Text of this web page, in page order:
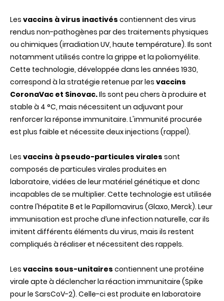
Les vaccins à virus inactivés contiennent des virus
rendus non-pathogènes par des traitements physiques
ou chimiques (irradiation UV, haute température). Ils sont
notamment utilisés contre la grippe et la poliomyélite.
Cette technologie, développée dans les années 1930,
correspond à la stratégie retenue par les vaccins
CoronaVac et Sinovac.Ils sont peu chers à produire et
stable à 4 °C, mais nécessitent un adjuvant pour
renforcer la réponse immunitaire. L'immunité procurée
est plus faible et nécessite deux injections (rappel).
Les vaccins à pseudo-particules virales sont
composés de particules virales produites en
laboratoire, vidées de leur matériel génétique et donc
incapables de se multiplier. Cette technologie est utilisée
contre l'hépatite B et le Papillomavirus (Glaxo, Merck). Leur
immunisation est proche d’une infection naturelle, car ils
imitent différents éléments du virus, mais ils restent
compliqués à réaliser et nécessitent des rappels.
Les vaccins sous-unitaires contiennent une protéine
virale apte à déclencher la réaction immunitaire (Spike
pour le SarsCoV-2). Celle-ci est produite en laboratoire